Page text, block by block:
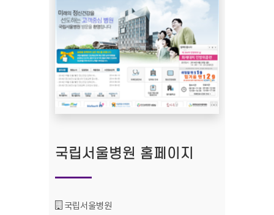
국립서울병원 홈페이지
기관명 :
국립서울병원